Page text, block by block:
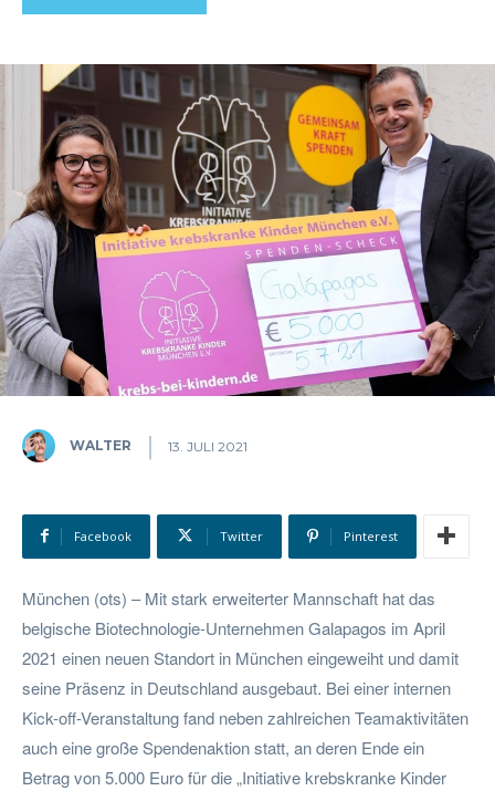
WALTER 13. JULI 2021
Facebook Twitter Pinterest
München (ots) – Mit stark erweiterter Mannschaft hat das
belgische Biotechnologie-Unternehmen Galapagos im April
2021 einen neuen Standort in München eingeweiht und damit
seine Präsenz in Deutschland ausgebaut. Bei einer internen
Kick-off-Veranstaltung fand neben zahlreichen Teamaktivitäten
auch eine große Spendenaktion statt, an deren Ende ein
Betrag von 5.000 Euro für die „Initiative krebskranke Kinder